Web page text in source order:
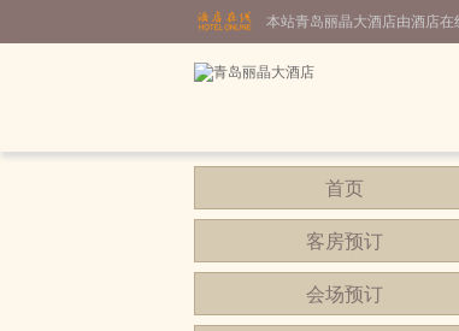
本站青岛丽晶大酒店由酒店
首页
客房预订
会场预订